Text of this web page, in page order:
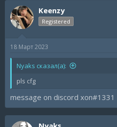
Keenzy
Registered
18 Март 2023
Nyaks сказал(а):
pls cfg
message on discord xon#1331